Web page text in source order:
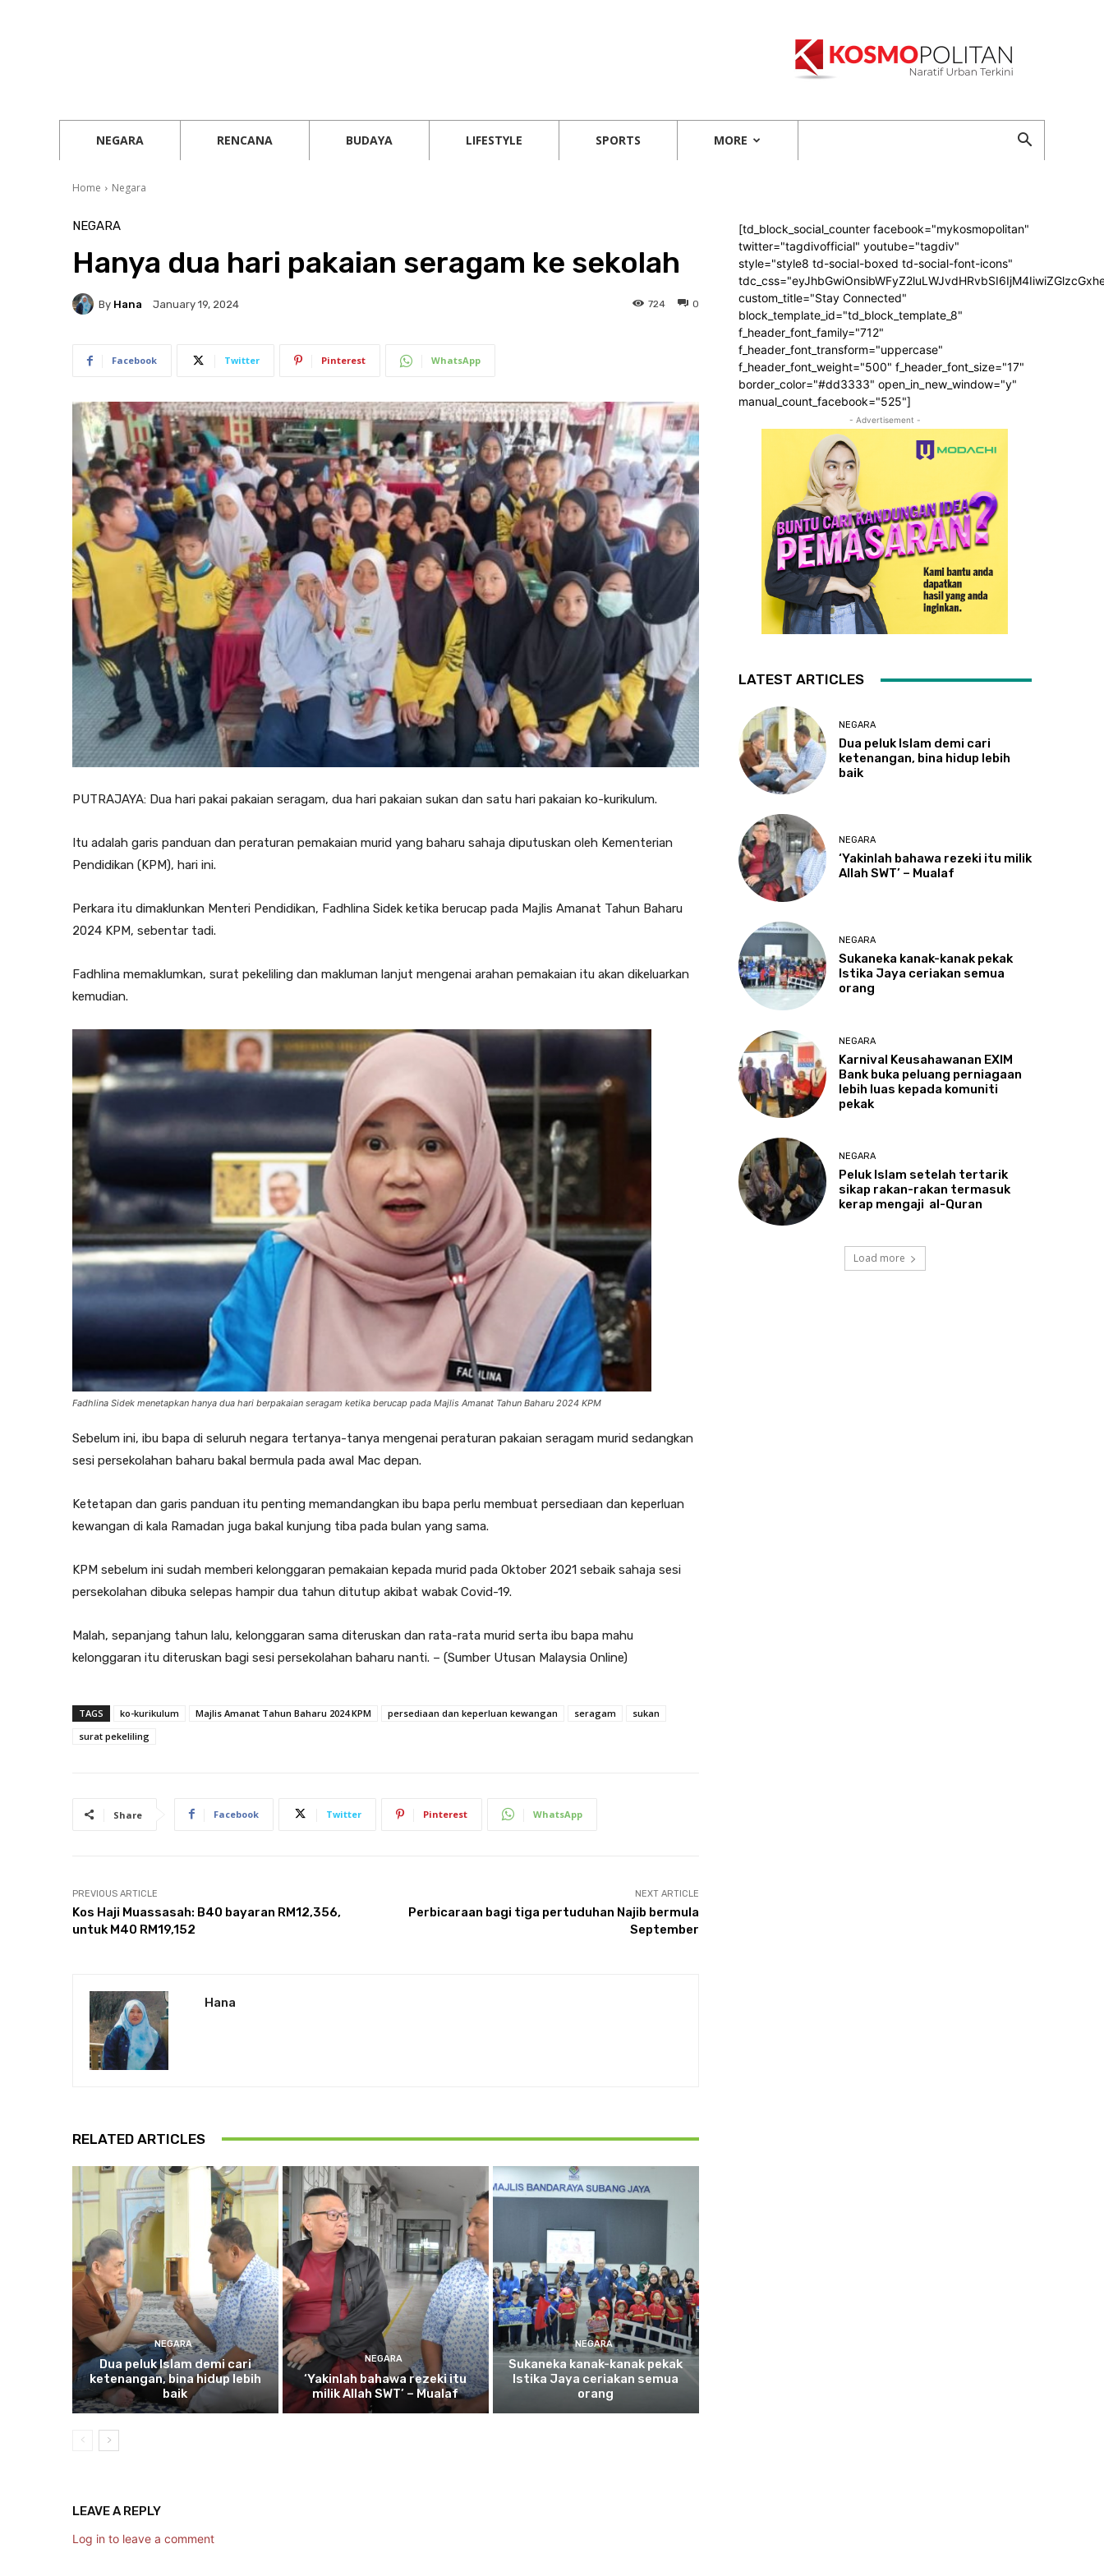
NEGARA RENCANA BUDAYA LIFESTYLE SPORTS MORE
Home Negara
NEGARA
Hanya dua hari pakaian seragam ke sekolah
By Hana January 19, 2024 0
724
Facebook Twitter Pinterest WhatsApp
PUTRAJAYA: Dua hari pakai pakaian seragam, dua hari pakaian sukan dan satu hari pakaian ko-kurikulum.
Itu adalah garis panduan dan peraturan pemakaian murid yang baharu sahaja diputuskan oleh Kementerian
Pendidikan (KPM), hari ini.
Perkara itu dimaklunkan Menteri Pendidikan, Fadhlina Sidek ketika berucap pada Majlis Amanat Tahun Baharu
2024 KPM, sebentar tadi.
Fadhlina memaklumkan, surat pekeliling dan makluman lanjut mengenai arahan pemakaian itu akan dikeluarkan
kemudian.
Fadhlina Sidek menetapkan hanya dua hari berpakaian seragam ketika berucap pada Majlis Amanat Tahun Baharu 2024 KPM
Sebelum ini, ibu bapa di seluruh negara tertanya-tanya mengenai peraturan pakaian seragam murid sedangkan
sesi persekolahan baharu bakal bermula pada awal Mac depan.
Ketetapan dan garis panduan itu penting memandangkan ibu bapa perlu membuat persediaan dan keperluan
kewangan di kala Ramadan juga bakal kunjung tiba pada bulan yang sama.
KPM sebelum ini sudah memberi kelonggaran pemakaian kepada murid pada Oktober 2021 sebaik sahaja sesi
persekolahan dibuka selepas hampir dua tahun ditutup akibat wabak Covid-19.
Malah, sepanjang tahun lalu, kelonggaran sama diteruskan dan rata-rata murid serta ibu bapa mahu
kelonggaran itu diteruskan bagi sesi persekolahan baharu nanti. – (Sumber Utusan Malaysia Online)
TAGS ko-kurikulum Majlis Amanat Tahun Baharu 2024 KPM persediaan dan keperluan kewangan seragam
sukan
surat pekeliling
Share Facebook Twitter Pinterest WhatsApp
PREVIOUS ARTICLE
Kos Haji Muassasah: B40 bayaran RM12,356,
untuk M40 RM19,152
NEXT ARTICLE
Perbicaraan bagi tiga pertuduhan Najib bermula
September
Hana
RELATED ARTICLES
NEGARA
Duapeluk Islam demi cari
ketenangan, bina hidup lebih
baik
NEGARA
‘Yakinlah bahawa rezeki itu
milik Allah SWT’ – Mualaf
NEGARA
Sukaneka kanak-kanak pekak
Istika Jaya ceriakan semua
orang
LEAVE A REPLY
Log in to leave a comment
[td_block_social_counter facebook="mykosmopolitan"
twitter="tagdivofficial" youtube="tagdiv"
style="style8 td-social-boxed td-social-font-icons"
custom_title="Stay Connected"
block_template_id="td_block_template_8"
f_header_font_family="712"
f_header_font_transform="uppercase"
f_header_font_weight="500" f_header_font_size="17"
border_color="#dd3333" open_in_new_window="y"
manual_count_facebook="525"]
- Advertisement -
LATEST ARTICLES
NEGARA
Dua peluk Islam demi cari
ketenangan, bina hidup lebih
baik
NEGARA
‘Yakinlah bahawa rezeki itu milik
Allah SWT’ – Mualaf
NEGARA
Sukaneka kanak-kanak pekak
Istika Jaya ceriakan semua
orang
NEGARA
Karnival Keusahawanan EXIM
Bank buka peluang perniagaan
lebih luas kepada komuniti
pekak
NEGARA
PelukIslam setelah tertarik
sikap rakan-rakan termasuk
kerap mengaji al-Quran
Load more